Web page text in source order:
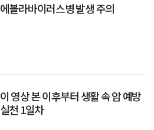
에볼라바이러스병 발생 주의
이 영상 본 이후부터 생활 속 암 예방
실천 1일차